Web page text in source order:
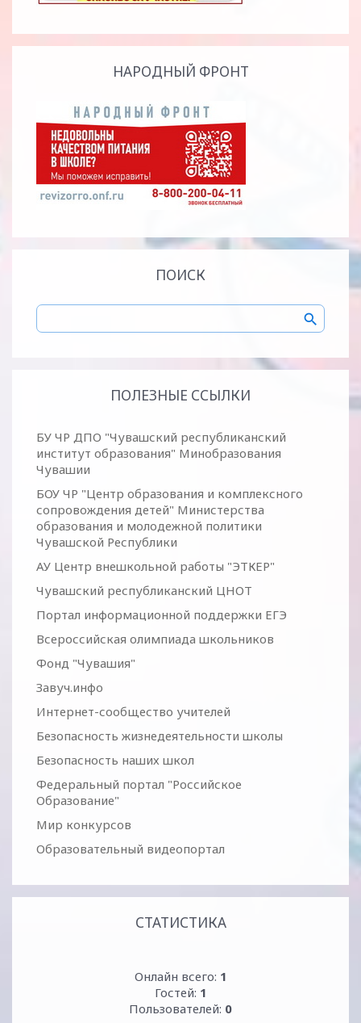
НАРОДНЫЙ ФРОНТ
ПОИСК
ПОЛЕЗНЫЕ ССЫЛКИ
БУ ЧР ДПО "Чувашский республиканский
институт образования" Минобразования
Чувашии
БОУ ЧР "Центр образования и комплексного
сопровождения детей" Министерства
образования и молодежной политики
Чувашской Республики
АУ Центр внешкольной работы "ЭТКЕР"
Чувашский республиканский ЦНОТ
Портал информационной поддержки ЕГЭ
Всероссийская олимпиада школьников
Фонд "Чувашия"
Завуч.инфо
Интернет-сообщество учителей
Безопасность жизнедеятельности школы
Безопасность наших школ
Федеральный портал "Российское
Образование"
Мир конкурсов
Образовательный видеопортал
СТАТИСТИКА
Онлайн всего: 1
Гостей: 1
Пользователей: 0